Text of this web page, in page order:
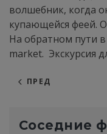
волшебник, когда
купающейся феей.
На обратном пути
market. Экскурсия
ПРЕД
Соседние